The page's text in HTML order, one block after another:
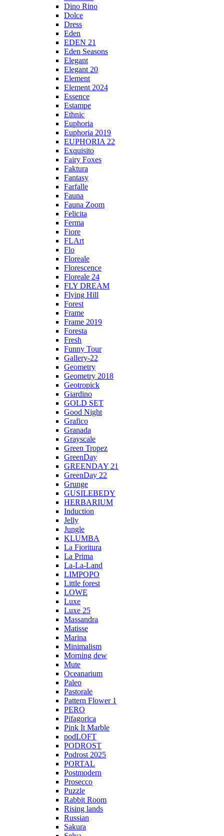
Dino Rino
Dolce
Dress
Eden
EDEN 21
Eden Seasons
Elegant
Elegant 20
Element
Element 2024
Essence
Estampe
Ethnic
Euphoria
Euphoria 2019
EUPHORIA 22
Exquisito
Fairy Foxes
Faktura
Fantasy
Farfalle
Fauna
Fauna Zoom
Felicita
Ferma
Fiore
FLArt
Flo
Floreale
Florescence
Floreale 24
FLY DREAM
Flying Hill
Forest
Frame
Frame 2019
Foresta
Fresh
Funny Tour
Gallery-22
Geometry
Geometry 2018
Geotropick
Giardino
GOLD SET
Good Night
Grafico
Granada
Grayscale
Green Tropez
GreenDay
GREENDAY 21
GreenDay 22
Grunge
GUSILEBEDY
HERBARIUM
Induction
Jelly
Jungle
KLUMBA
La Fioritura
La Prima
La-La-Land
LIMPOPO
Little forest
LOWE
Luxe
Luxe 25
Massandra
Matisse
Marina
Minimalism
Morning dew
Mute
Oceanarium
Paleo
Pastorale
Pattern Flower 1
PERO
Pifagorica
Pink It Marble
podLOFT
PODROST
Podrost 2025
PORTAL
Postmodern
Prosecco
Puzzle
Rabbit Room
Rising lands
Russian
Sakura